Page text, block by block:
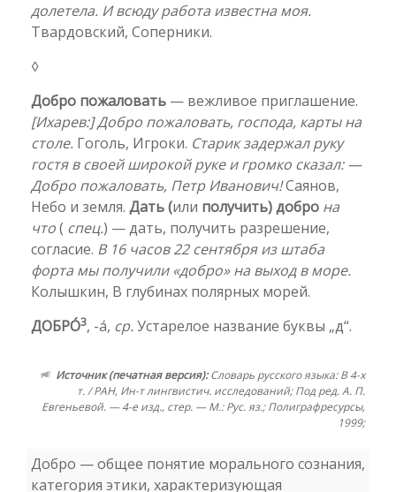
долетела. И всюду работа известна моя.
Твардовский, Соперники.
◊
Добро пожаловать — вежливое приглашение.
[Ихарев:] Добро пожаловать, господа, карты на
столе. Гоголь, Игроки. Старик задержал руку
гостя в своей широкой руке и громко сказал: —
Добро пожаловать, Петр Иванович!Саянов,
Небо и земля. Дать (или получить) добро на
что( спец.) — дать, получить разрешение,
согласие. В 16 часов 22 сентября из штаба
форта мы получили «добро» на выход в море.
Колышкин, В глубинах полярных морей.
ДОБРО́3, -а́, ср. Устарелое название буквы „д“.
Источник (печатная версия):Словарь русского языка: В 4-х
т. / РАН, Ин-т лингвистич. исследований; Под ред. А. П.
Евгеньевой. — 4-е изд., стер. — М.: Рус. яз.; Полиграфресурсы,
1999;
Добро — общее понятие морального сознания,
категория этики, характеризующая